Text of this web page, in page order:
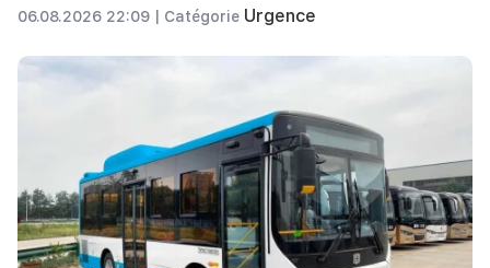
06.08.2026 22:09 | Catégorie Urgence